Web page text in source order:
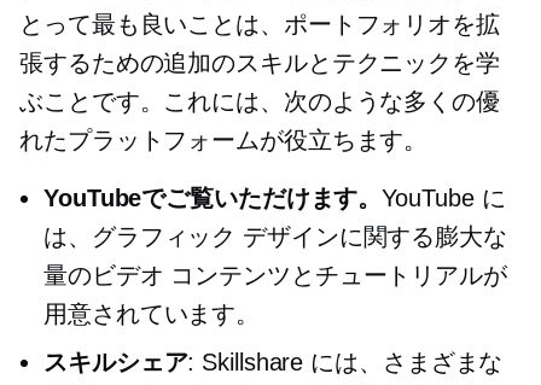
とって最も良いことは、ポートフォリオを拡
張するための追加のスキルとテクニックを学
ぶことです。これには、次のような多くの優
れたプラットフォームが役立ちます。
YouTubeでご覧いただけます。YouTube に
は、グラフィック デザインに関する膨大な
量のビデオ コンテンツとチュートリアルが
用意されています。
スキルシェア: Skillshare には、さまざまな